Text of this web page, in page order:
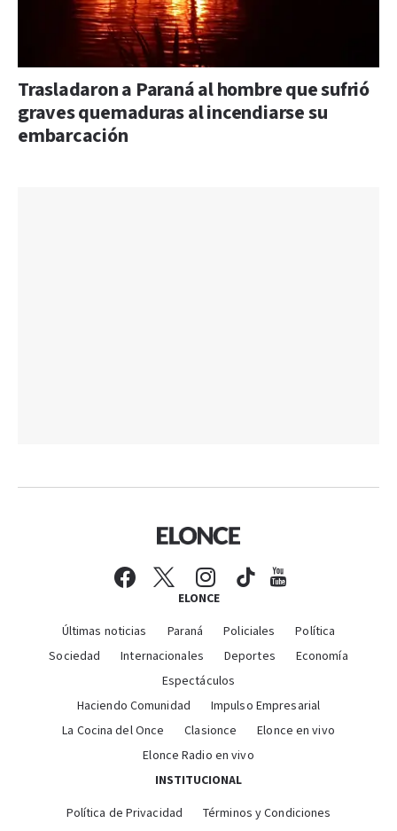
Trasladaron a Paraná al hombre que sufrió
graves quemaduras al incendiarse su
embarcación
ELONCE
Últimas noticias Paraná Policiales
Política
Sociedad
Internacionales Deportes
Economía
Espectáculos
Haciendo Comunidad
Impulso Empresarial
La Cocina del Once
Clasionce
Elonce en vivo
Elonce Radio en vivo
INSTITUCIONAL
Política de Privacidad
Términos y Condiciones